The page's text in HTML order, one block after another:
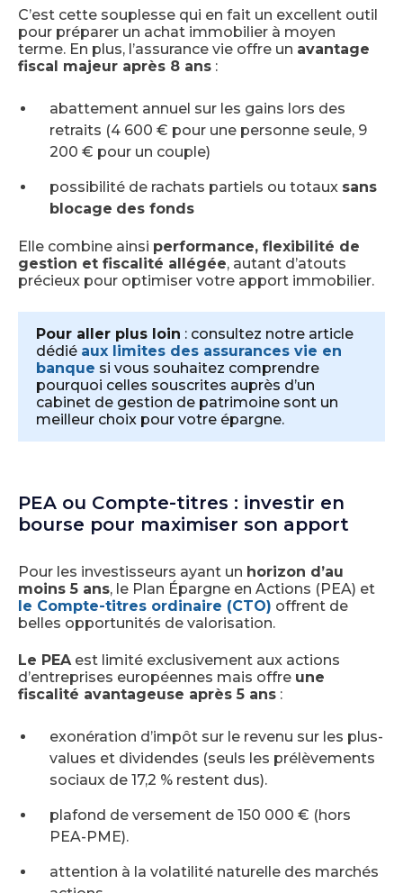
C’est cette souplesse qui en fait un excellent outil
pour préparer un achat immobilier à moyen
terme. En plus, l’assurance vie offre un avantage
fiscal majeur après 8 ans :
abattement annuel sur les gains lors des
retraits (4 600 € pour une personne seule, 9
200 € pour un couple)
possibilité de rachats partiels ou totaux sans
blocage des fonds
Elle combine ainsi performance, flexibilité de
gestion et fiscalité allégée, autant d’atouts
précieux pour optimiser votre apport immobilier.
Pour aller plus loin : consultez notre article
dédié aux limites des assurances vie en
banque si vous souhaitez comprendre
pourquoi celles souscrites auprès d’un
cabinet de gestion de patrimoine sont un
meilleur choix pour votre épargne.
PEA ou Compte-titres : investir en
bourse pour maximiser son apport
Pour les investisseurs ayant un horizon d’au
moins 5 ans, le Plan Épargne en Actions (PEA) et
le Compte-titres ordinaire (CTO) offrent de
belles opportunités de valorisation.
Le PEA est limité exclusivement aux actions
d’entreprises européennes mais offre une
fiscalité avantageuse après 5 ans :
exonération d’impôt sur le revenu sur les plus-
values et dividendes (seuls les prélèvements
sociaux de 17,2 % restent dus).
plafond de versement de 150 000 € (hors
PEA-PME).
attention à la volatilité naturelle des marchés